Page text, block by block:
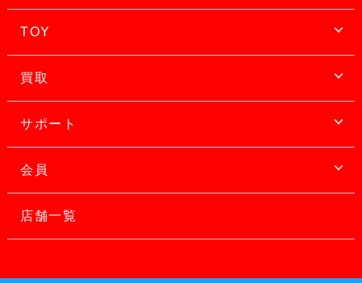
TOY
買取
サポート
会員
店舗一覧